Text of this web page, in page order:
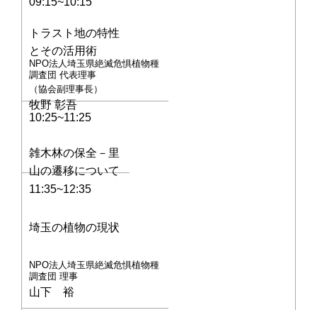
トラスト地の特性
とその活用術
NPO法人埼玉県絶滅危惧植物種
調査団 代表理事
（協会副理事長）
牧野 彰吾
10:25~11:25
雑木林の保全－里
山の遷移について
11:35~12:35
埼玉の植物の現状
NPO法人埼玉県絶滅危惧植物種
調査団 理事
山下 裕